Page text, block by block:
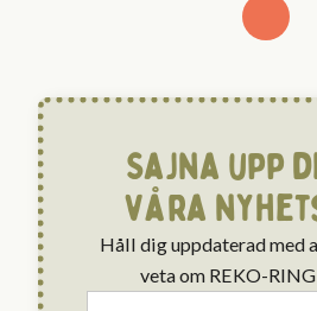
Sajna upp
våra
Håll dig uppdaterad med
veta om REKO-
Email